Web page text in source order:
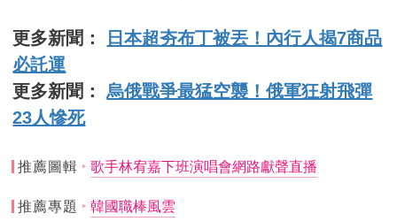
更多新聞：
日本超夯布丁被丟！內行人揭7商品
必託運
更多新聞：烏俄戰爭最猛空襲！俄軍狂射飛彈
23人慘死
推薦圖輯 歌手林宥嘉下班演唱會網路獻聲直播
推薦專題 韓國職棒風雲